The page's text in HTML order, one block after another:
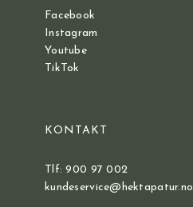
Facebook
Instagram
Youtube
TikTok
KONTAKT
Tlf: 900 97 002
kundeservice@hektapatur.no